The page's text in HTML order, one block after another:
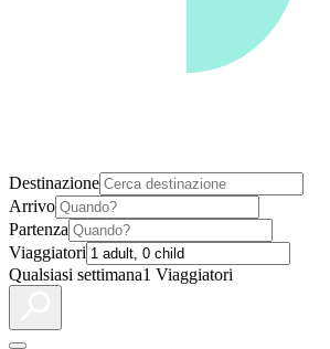
Destinazione
Arrivo
Partenza
Viaggiatori
Qualsiasi settimana1 Viaggiatori